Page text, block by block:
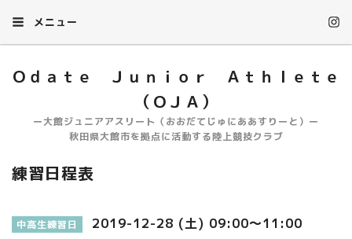
メニュー
Ｏｄａｔｅ Ｊｕｎｉｏｒ Ａｔｈｌｅｔｅ
（ＯＪＡ）
ー大館ジュニアアスリート（おおだてじゅにああすりーと）ー
秋田県大館市を拠点に活動する陸上競技クラブ
練習日程表
中高生練習日 2019-12-28 (土) 09:00～11:00